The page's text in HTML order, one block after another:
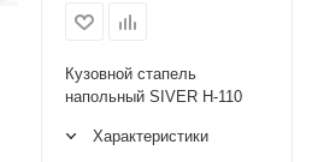
Кузовной стапель
напольный SIVER H-110
Характеристики